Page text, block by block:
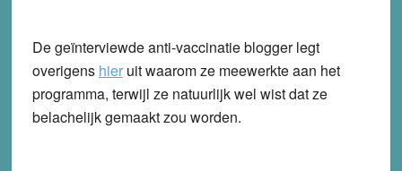
De geïnterviewde anti-vaccinatie blogger legt
overigens hieruit waarom ze meewerkte aan het
programma, terwijl ze natuurlijk wel wist dat ze
belachelijk gemaakt zou worden.